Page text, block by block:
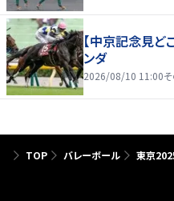
【中京記念見ど
ンダ
2026/08/10 11:00
TOP バレーボール 東京